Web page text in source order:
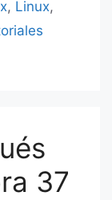
, Linux,
37